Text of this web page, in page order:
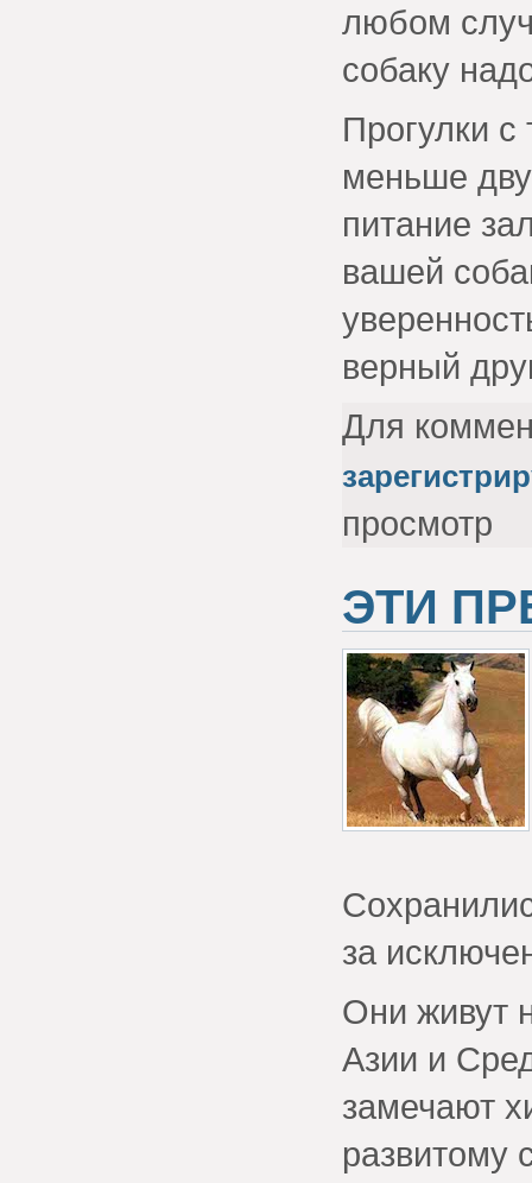
любом
собаку
Прогулки
меньше
питание
вашей
верный
Для
просмотр
ЭТИ
за
Они живут
Азии и
замечают
развитому